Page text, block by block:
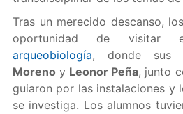
Tras un merecido descanso,
oportunidad de
arqueobiología, donde sus
Moreno y Leonor Peña, junto
guiaron por las instalaciones y
se investiga. Los alumnos